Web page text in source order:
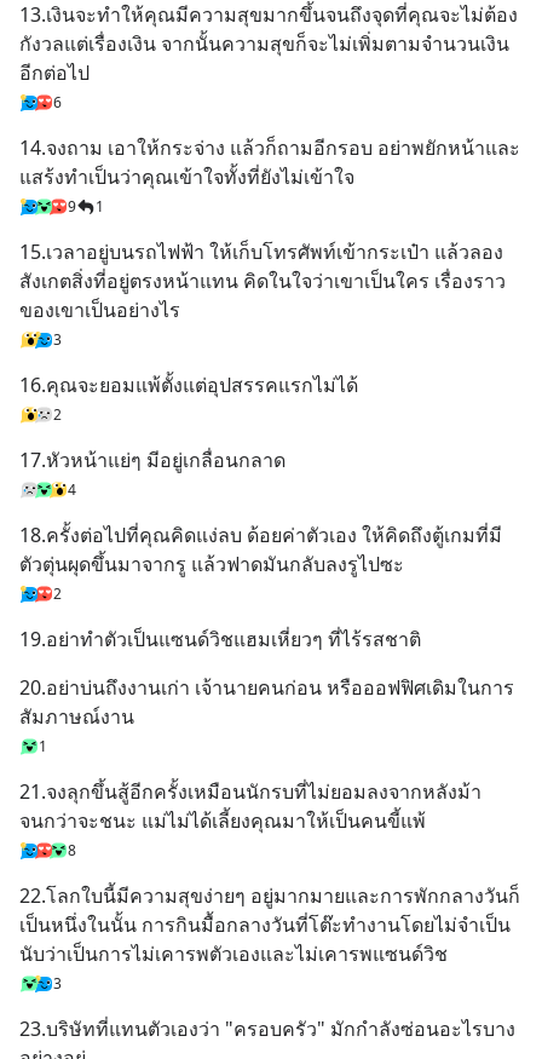
13.เงินจะทำให้คุณมีความสุขมากขึ้นจนถึงจุดที่คุณจะไม่ต้อง
กังวลแต่เรื่องเงิน จากนั้นความสุขก็จะไม่เพิ่มตามจำนวนเงิน
อีกต่อไป
6
14.จงถาม เอาให้กระจ่าง แล้วก็ถามอีกรอบ อย่าพยักหน้าและ
แสร้งทำเป็นว่าคุณเข้าใจทั้งที่ยังไม่เข้าใจ
9 1
15.เวลาอยู่บนรถไฟฟ้า ให้เก็บโทรศัพท์เข้ากระเป๋า แล้วลอง
สังเกตสิ่งที่อยู่ตรงหน้าแทน คิดในใจว่าเขาเป็นใคร เรื่องราว
ของเขาเป็นอย่างไร
3
16.คุณจะยอมแพ้ตั้งแต่อุปสรรคแรกไม่ได้
2
17.หัวหน้าแย่ๆ มีอยู่เกลื่อนกลาด
4
18.ครั้งต่อไปที่คุณคิดแง่ลบ ด้อยค่าตัวเอง ให้คิดถึงตู้เกมที่มี
ตัวตุ่นผุดขึ้นมาจากรู แล้วฟาดมันกลับลงรูไปซะ
2
19.อย่าทำตัวเป็นแซนด์วิชแฮมเหี่ยวๆ ที่ไร้รสชาติ
20.อย่าบ่นถึงงานเก่า เจ้านายคนก่อน หรือออฟฟิศเดิมในการ
สัมภาษณ์งาน
1
21.จงลุกขึ้นสู้อีกครั้งเหมือนนักรบที่ไม่ยอมลงจากหลังม้า
จนกว่าจะชนะ แม่ไม่ได้เลี้ยงคุณมาให้เป็นคนขี้แพ้
8
22.โลกใบนี้มีความสุขง่ายๆ อยู่มากมายและการพักกลางวันก็
เป็นหนึ่งในนั้น การกินมื้อกลางวันที่โต๊ะทำงานโดยไม่จำเป็น
นับว่าเป็นการไม่เคารพตัวเองและไม่เคารพแซนด์วิช
3
23.บริษัทที่แทนตัวเองว่า "ครอบครัว" มักกำลังซ่อนอะไรบาง